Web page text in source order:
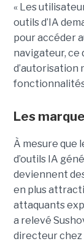
« Les
outils d’IA
pour accéder
navigateur, ce
d’autorisation
Les
À mesure que
d’outils IA
deviennent
en plus
attaquants
a relevé
directeur chez